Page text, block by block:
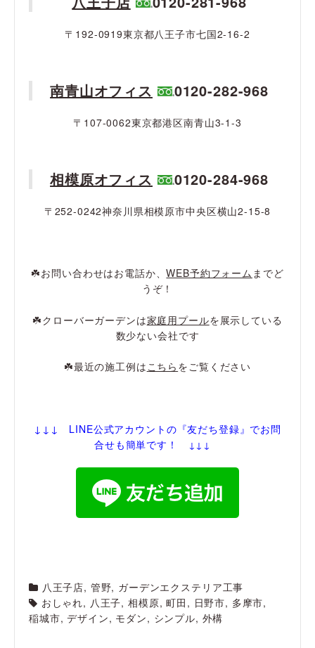
〒192-0919東京都八王子市七国2-16-2
南青山オフィス 0120-282-968
〒107-0062東京都港区南青山3-1-3
相模原オフィス 0120-284-968
〒252-0242神奈川県相模原市中央区横山2-15-8
☘️お問い合わせはお電話か、WEB予約フォーム までど
うぞ！
☘️クローバーガーデンは家庭用プールを展示している
数少ない会社です
☘️最近の施工例はこちら をご覧ください
↓↓↓ LINE公式アカウントの『友だち登録 』でお問
合せも簡単です！
↓↓↓
八王子店, 管野, ガーデンエクステリア工事
おしゃれ, 八王子, 相模原,町田 , 日野市, 多摩市,
稲城市,デザイン, モダン, シンプル, 外構